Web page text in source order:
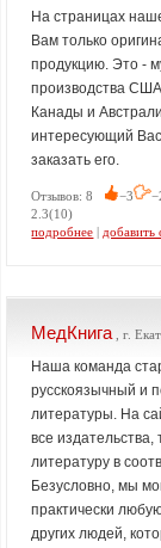
На страницах
Вам только
продукцию. Это -
производства
Канады и
интересующий
заказать его.
Отзывов: 8 −3
2.3(10)
подробнее | добавить
МедКнига , г.
Наша команда
русскоязычный и
литературы. На
все
литературу в
Безусловно, мы
практически
других людей,